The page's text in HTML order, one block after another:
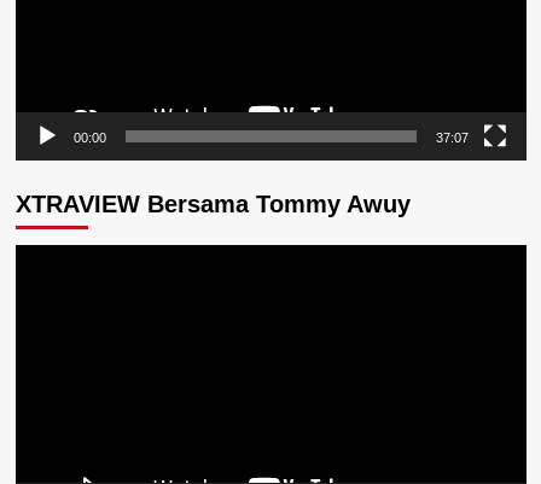
00:00 37:07
XTRAVIEW Bersama Tommy Awuy